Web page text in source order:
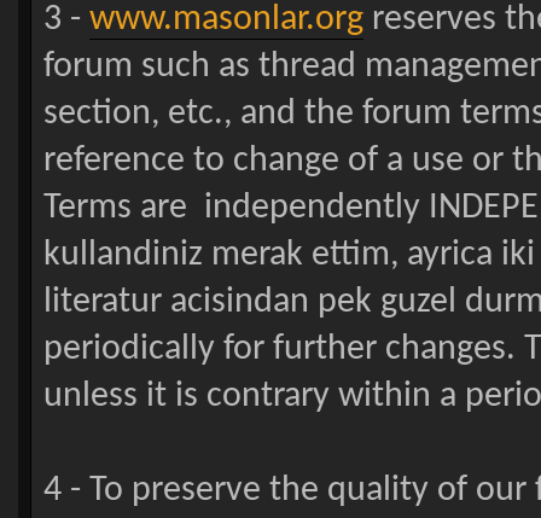
3 - www.masonlar.orgreserves
forum such as thread
section, etc., and the forum
reference to change of a use or
Terms are independently
kullandiniz merak ettim, ayrica
literatur acisindan pek guzel
periodically for further changes.
unless it is contrary within a
4 - To preserve the quality of